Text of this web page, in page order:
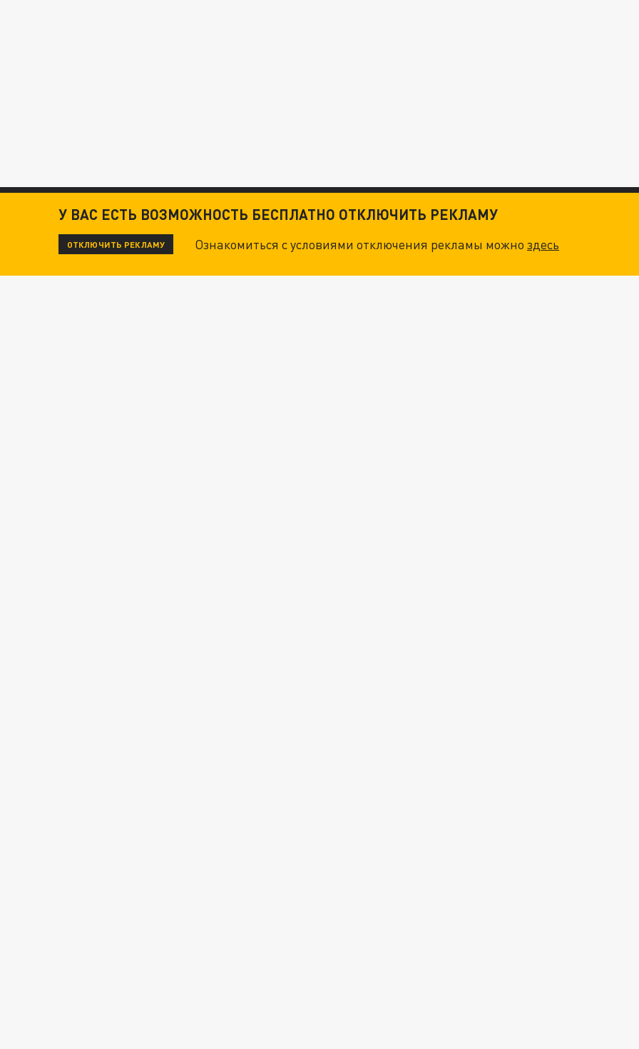
У ВАС ЕСТЬ ВОЗМОЖНОСТЬ БЕСПЛАТНО ОТКЛЮЧИТЬ РЕКЛАМУ
ОТКЛЮЧИТЬ РЕКЛАМУ Ознакомиться с условиями отключения рекламы можноздесь